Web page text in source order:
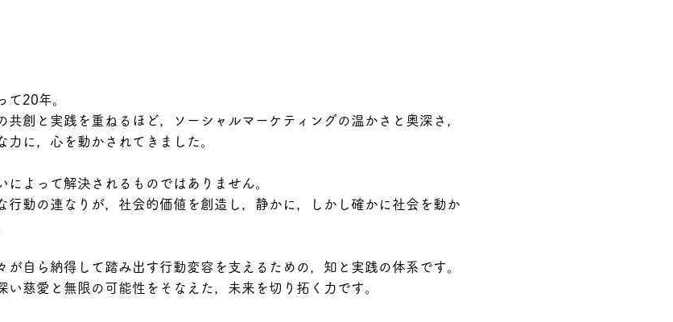
て20年。
創と実践を重ねるほど，ソーシャルマーケティングの温かさと奥深さ，
に，心を動かされてきました。
よって解決されるものではありません。
行動の連なりが，社会的価値を創造し，静かに，しかし確かに社会を動か
が自ら納得して踏み出す行動変容を支えるための，知と実践の体系です。
い慈愛と無限の可能性をそなえた，未来を切り拓く力です。